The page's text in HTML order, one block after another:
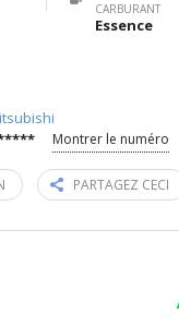
CARBURANT
Essence
Montrer le numéro
PARTAGEZ CECI